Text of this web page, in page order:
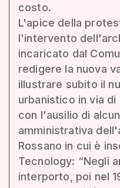
costo.
L'apice della
l'intervento
incaricato dal
redigere la nuova
illustrare subito il
urbanistico in via
con l'ausilio di
amministrativa
Rossano in cui è
Tecnology: “Negli
interporto, poi nel